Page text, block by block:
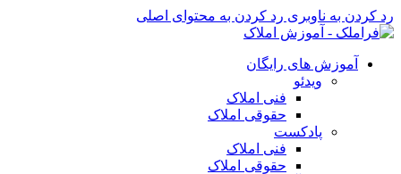
رد کردن به ناوبری رد کردن به محتوای اصلی
آموزش های رایگان
ویدئو
فنی املاک
حقوقی املاک
پادکست
فنی املاک
حقوقی املاک